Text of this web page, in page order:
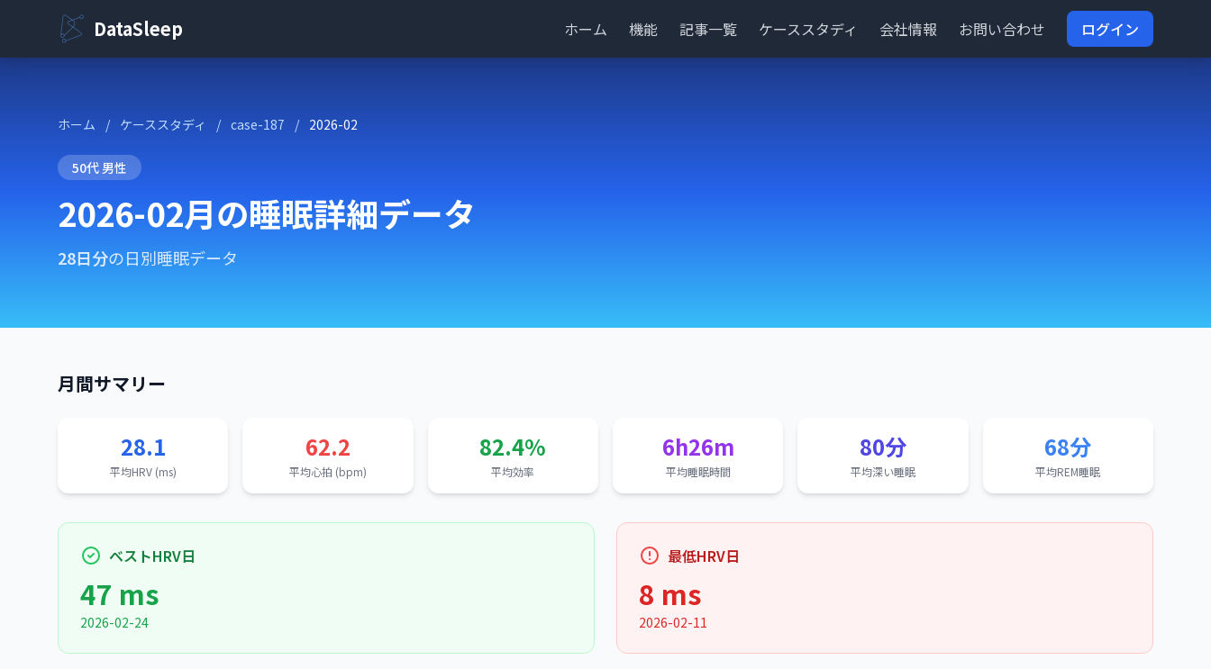
DataSleep ホーム 機能 記事一覧 ケーススタディ 会社情報 お問い合わせ ログイン
ホーム / ケーススタディ / case-187 / 2026-02
50代 男性
2026-02月の睡眠詳細データ
28日分の日別睡眠データ
月間サマリー
28.1
平均HRV (ms)
62.2
平均心拍 (bpm)
82.4%
平均効率
6h26m
平均睡眠時間
80分
平均深い睡眠
68分
平均REM睡眠
ベストHRV日
47 ms
2026-02-24
最低HRV日
8 ms
2026-02-11